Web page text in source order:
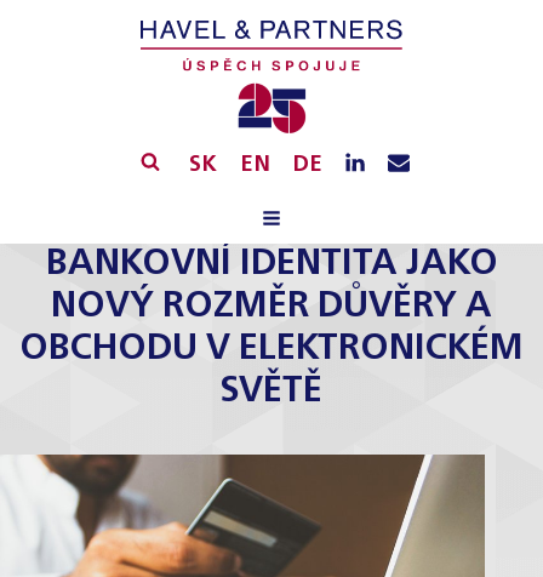
SK EN DE
BANKOVNÍ IDENTITA JAKO
NOVÝ ROZMĚR DŮVĚRY A
OBCHODU V ELEKTRONICKÉM
SVĚTĚ